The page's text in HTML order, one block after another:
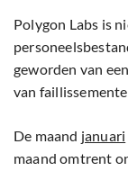
Polygon Labs is
geworden van
van
De maand januari
maand omtrent